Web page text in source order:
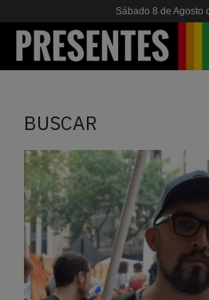
Sábado 8 de Agosto
VIH & SIDA
ESCUELA
NOSOTRES
BUSCAR